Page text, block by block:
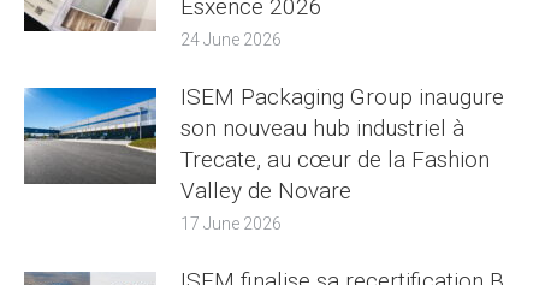
Esxence 2026
24 June 2026
ISEM Packaging Group inaugure
son nouveau hub industriel à
Trecate, au cœur de la Fashion
Valley de Novare
17 June 2026